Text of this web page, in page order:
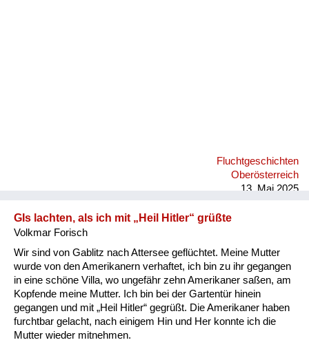
Fluchtgeschichten
Oberösterreich
13. Mai 2025
GIs lachten, als ich mit „Heil Hitler“ grüßte
Volkmar Forisch
Wir sind von Gablitz nach Attersee geflüchtet. Meine Mutter
wurde von den Amerikanern verhaftet, ich bin zu ihr gegangen
in eine schöne Villa, wo ungefähr zehn Amerikaner saßen, am
Kopfende meine Mutter. Ich bin bei der Gartentür hinein
gegangen und mit „Heil Hitler“ gegrüßt. Die Amerikaner haben
furchtbar gelacht, nach einigem Hin und Her konnte ich die
Mutter wieder mitnehmen.